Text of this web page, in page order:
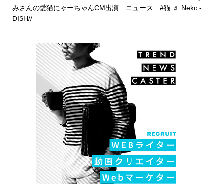
みさんの愛猫にゃーちゃんCM出演 ニュース #猫 ♬ Neko -
DISH//